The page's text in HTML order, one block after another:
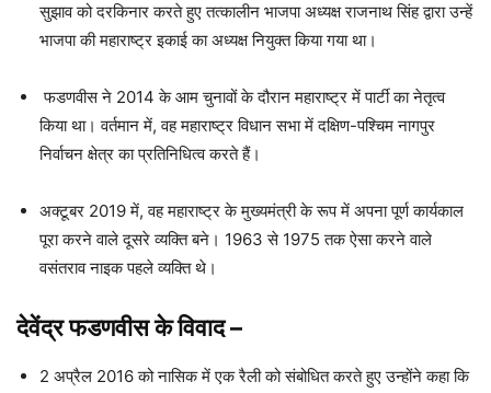
सुझाव को दरकिनार करते हुए तत्कालीन भाजपा अध्यक्ष राजनाथ सिंह द्वारा उन्हें
भाजपा की महाराष्ट्र इकाई का अध्यक्ष नियुक्त किया गया था।
फडणवीस ने 2014 के आम चुनावों के दौरान महाराष्ट्र में पार्टी का नेतृत्व
किया था। वर्तमान में, वह महाराष्ट्र विधान सभा में दक्षिण-पश्चिम नागपुर
निर्वाचन क्षेत्र का प्रतिनिधित्व करते हैं।
अक्टूबर 2019 में, वह महाराष्ट्र के मुख्यमंत्री के रूप में अपना पूर्ण कार्यकाल
पूरा करने वाले दूसरे व्यक्ति बने। 1963 से 1975 तक ऐसा करने वाले
वसंतराव नाइक पहले व्यक्ति थे।
देवेंद्र फडणवीसके विवाद–
2 अप्रैल 2016 को नासिक में एक रैली को संबोधित करते हुए उन्होंने कहा कि